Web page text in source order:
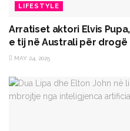
LIFESTYLE
Arratiset aktori Elvis
e tij në Australi për drogë
MAY 24, 2025